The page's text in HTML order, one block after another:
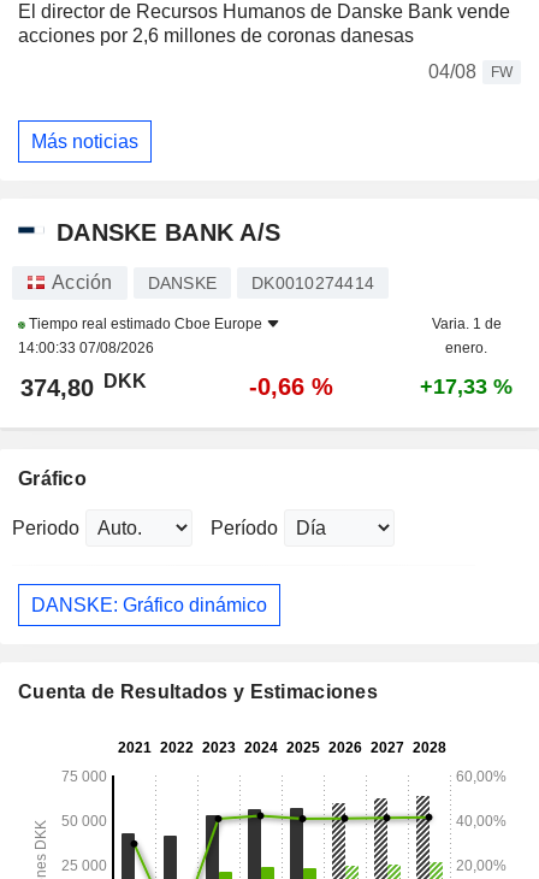
El director de Recursos Humanos de Danske Bank vende
acciones por 2,6 millones de coronas danesas
04/08
FW
Más noticias
DANSKE BANK A/S
Acción DANSKE DK0010274414
Tiempo real estimado Cboe Europe
14:00:33 07/08/2026
Varia. 1 de
enero.
374,80 DKK -0,66 % +17,33 %
Gráfico
Periodo Período
DANSKE: Gráfico dinámico
Cuenta de Resultados y Estimaciones